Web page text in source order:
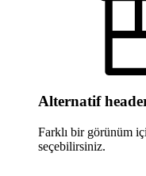
Alternatif
Farklı bir görünüm
seçebilirsiniz.